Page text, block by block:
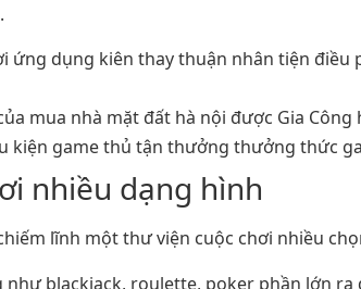
ứng dụng kiên thay thuận nhân tiện
mua nhà mặt đất hà nội được Gia
kiện game thủ tận thưởng thưởng thức
nhiều dạng hình
lĩnh một thư viện cuộc chơi nhiều
như blackjack, roulette, poker phần lớn